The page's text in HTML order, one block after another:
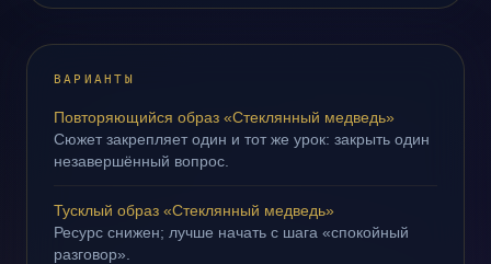
ВАРИАНТЫ
Повторяющийся образ «Стеклянный медведь»
Сюжет закрепляет один и тот же урок: закрыть один
незавершённый вопрос.
Тусклый образ «Стеклянный медведь»
Ресурс снижен; лучше начать с шага «спокойный
разговор».